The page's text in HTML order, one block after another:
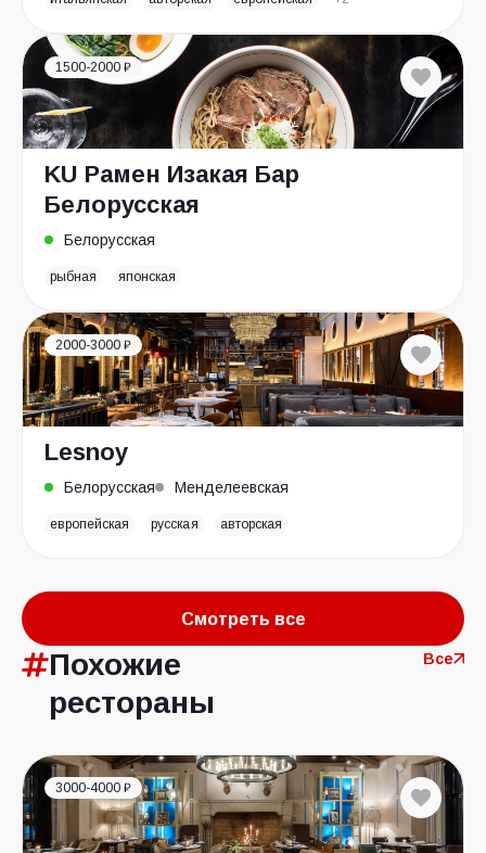
1500-2000 ₽
KU Рамен Изакая Бар
Белорусская
Белорусская
рыбная японская
2000-3000 ₽
Lesnoy
Белорусская Менделеевская
европейская русская авторская
Смотреть все
Похожие
рестораны
Все
3000-4000 ₽